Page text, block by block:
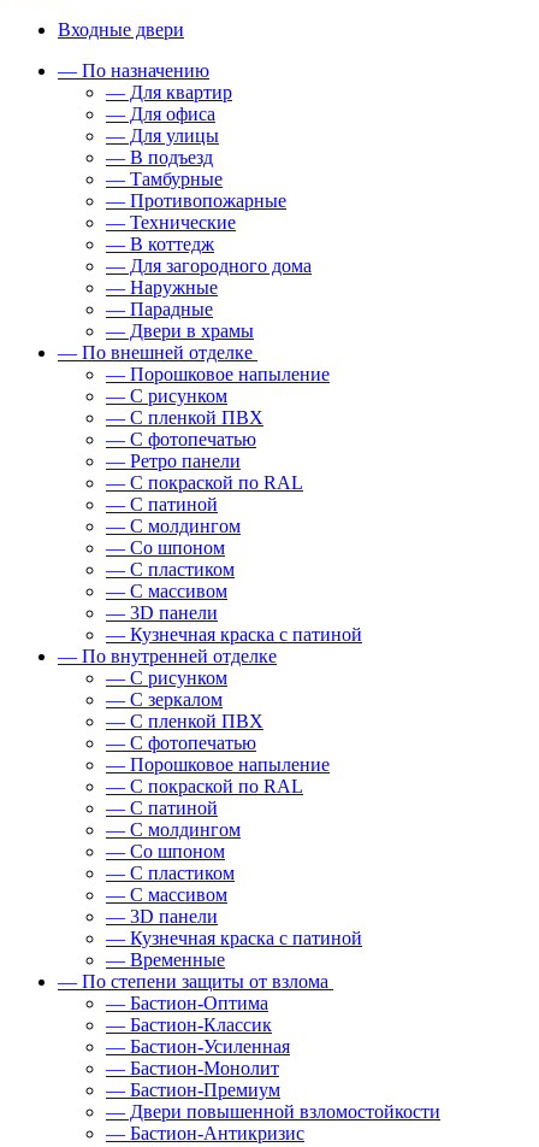
Входные двери
— По назначению
— Для квартир
— Для офиса
— Для улицы
— В подъезд
— Тамбурные
— Противопожарные
— Технические
— В коттедж
— Для загородного дома
— Наружные
— Парадные
— Двери в храмы
— По внешней отделке
— Порошковое напыление
— С рисунком
— С пленкой ПВХ
— С фотопечатью
— Ретро панели
— С покраской по RAL
— С патиной
— С молдингом
— Со шпоном
— С пластиком
— С массивом
— 3D панели
— Кузнечная краска с патиной
— По внутренней отделке
— С рисунком
— С зеркалом
— С пленкой ПВХ
— С фотопечатью
— Порошковое напыление
— С покраской по RAL
— С патиной
— С молдингом
— Со шпоном
— С пластиком
— С массивом
— 3D панели
— Кузнечная краска с патиной
— Временные
— По степени защиты от взлома
— Бастион-Оптима
— Бастион-Классик
— Бастион-Усиленная
— Бастион-Монолит
— Бастион-Премиум
— Двери повышенной взломостойкости
— Бастион-Антикризис